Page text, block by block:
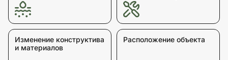
Изменение конструктива
и материалов
Расположение объекта